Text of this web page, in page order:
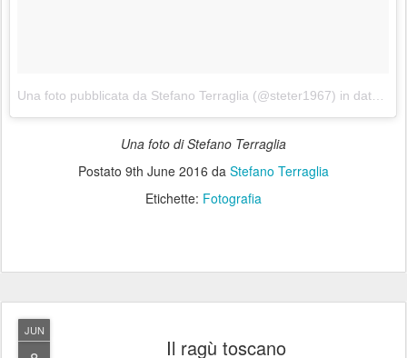
Una foto pubblicata da Stefano Terraglia (@steter1967) in data:
Una foto di Stefano Terraglia
Postato 9th June 2016 da Stefano Terraglia
Etichette: Fotografia
JUN
Il ragù toscano